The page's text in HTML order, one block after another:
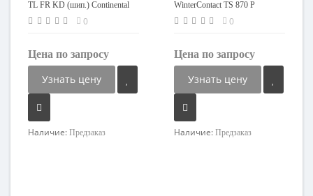
TL FR KD (шип.) Continental
0
Цена по запросу
Узнать цену
Наличие: Предзаказ
WinterContact TS 870 P
0
Цена по запросу
Узнать цену
Наличие: Предзаказ